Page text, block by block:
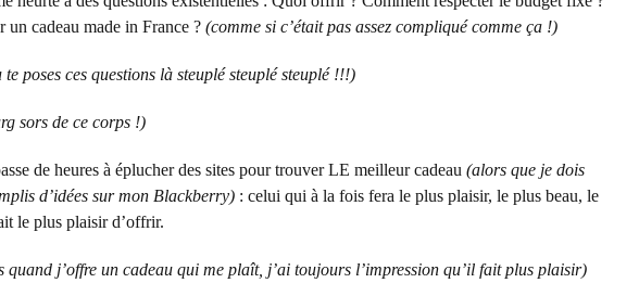
un cadeau made in France ? (comme si c’était pas assez compliqué comme ça !)
poses ces questions là steuplé steuplé steuplé !!!)
sors de ce corps !)
de heures à éplucher des sites pour trouver LE meilleur cadeau (alors que je dois
d’idées sur mon Blackberry) : celui qui à la fois fera le plus plaisir, le plus beau, le
le plus plaisir d’offrir.
quand j’offre un cadeau qui me plaît, j’ai toujours l’impression qu’il fait plus plaisir)